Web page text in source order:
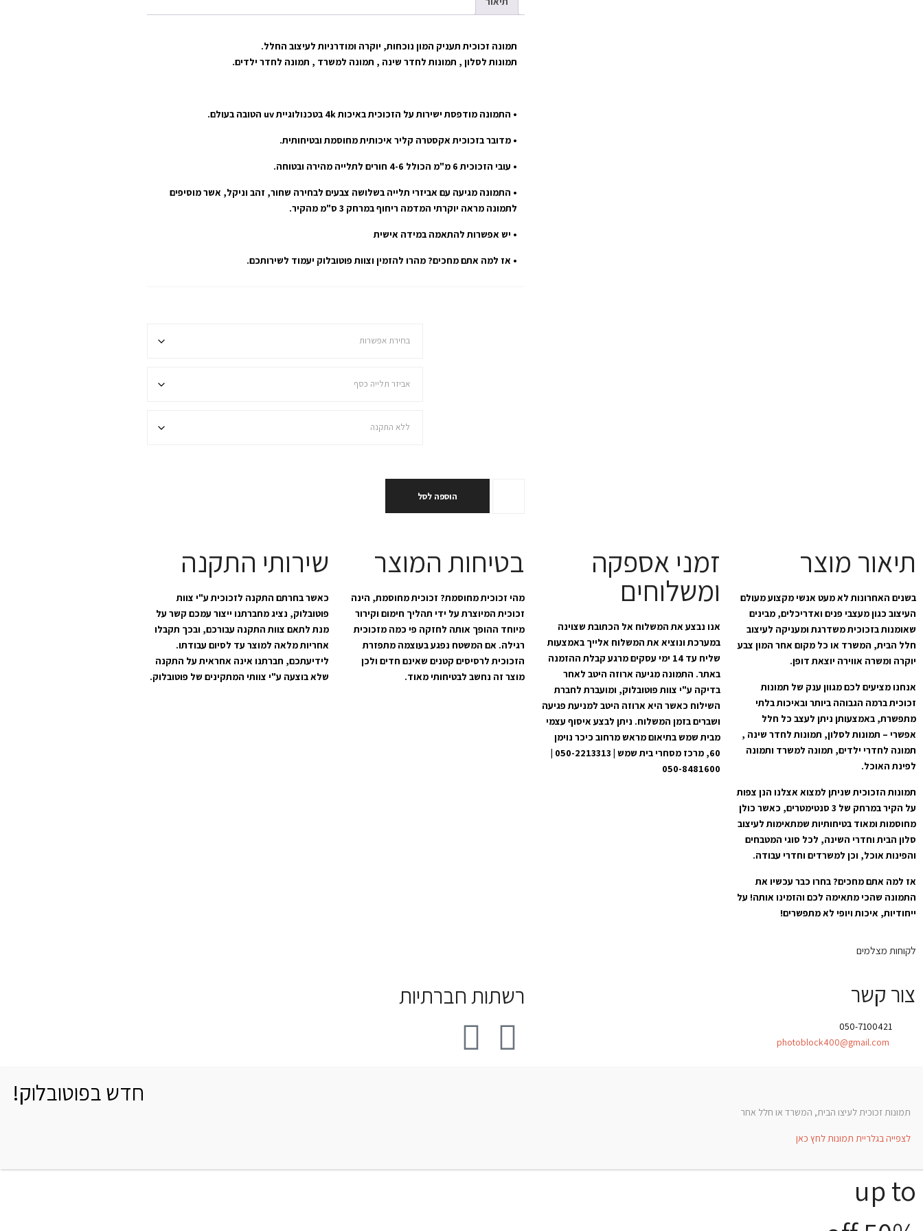
תמונה זכוכית תעניק המון נוכחות, יוקרה ומודרניות לעיצוב החלל.
תמונות לסלון , תמונות לחדר שינה , תמונה למשרד , תמונה לחדר ילדים.
• התמונה מודפסת ישירות על הזכוכית באיכות 4k בטכנולוגיית uv הטובה בעולם.
• מדובר בזכוכית אקסטרה קליר איכותית מחוסמת ובטיחותית.
• עובי הזכוכית 6 מ"מ הכולל 4-6 חורים לתלייה מהירה ובטוחה.
• התמונה מגיעה עם אביזרי תלייה בשלושה צבעים לבחירה שחור, זהב וניקל, אשר מוסיפים
לתמונה מראה יוקרתי המדמה ריחוף במרחק 3 ס"מ מהקיר.
• יש אפשרות להתאמה במידה אישית
• אז למה אתם מחכים? מהרו להזמין וצוות פוטובלוק יעמוד לשירותכם.
הוספה לסל
תיאור מוצר
בשנים האחרונות לא מעט אנשי מקצוע מעולם
העיצוב כגון מעצבי פנים ואדריכלים, מבינים
שאומנות בזכוכית משדרגת ומעניקה לעיצוב
חלל הבית, המשרד או כל מקום אחר המון צבע
יוקרה ומשרה אווירה יוצאת דופן.
אנחנו מציעים לכם מגוון ענק של תמונות
זכוכית ברמה הגבוהה ביותר ובאיכות בלתי
מתפשרת, באמצעותן ניתן לעצב כל חלל
אפשרי – תמונות לסלון, תמונות לחדר שינה ,
תמונה לחדרי ילדים, תמונה למשרד ותמונה
לפינת האוכל.
תמונות הזכוכית שניתן למצוא אצלנו הנן צפות
על הקיר במרחק של 3 סנטימטרים, כאשר כולן
מחוסמות ומאוד בטיחותיות שמתאימות לעיצוב
סלון הבית וחדרי השינה, לכל סוגי המטבחים
והפינות אוכל, וכן למשרדים וחדרי עבודה.
אז למה אתם מחכים? בחרו כבר עכשיו את
התמונה שהכי מתאימה לכם והזמינו אותה! על
ייחודיות, איכות ויופי לא מתפשרים!
זמני אספקה
ומשלוחים
אנו נבצע את המשלוח אל הכתובת שצוינה
במערכת ונוציא את המשלוח אלייך באמצעות
שליח עד 14 ימי עסקים מרגע קבלת ההזמנה
באתר. התמונה מגיעה ארוזה היטב לאחר
בדיקה ע"י צוות פוטובלוק, ומועברת לחברת
השילוח כאשר היא ארוזה היטב למניעת פגיעה
ושברים בזמן המשלוח. ניתן לבצע איסוף עצמי
מבית שמש בתיאום מראש מרחוב כיכר נוימן
60, מרכז מסחרי בית שמש | 050-2213313 |
050-8481600
בטיחות המוצר
מהי זכוכית מחוסמת? זכוכית מחוסמת, הינה
זכוכית המיוצרת על ידי תהליך חימום וקירור
מיוחד ההופך אותה לחזקה פי כמה מזכוכית
רגילה. אם המשטח נפגע בעוצמה מתפזרת
הזכוכית לרסיסים קטנים שאינם חדים ולכן
מוצר זה נחשב לבטיחותי מאוד.
שירותי התקנה
כאשר בחרתם התקנה לזכוכית ע"י צוות
פוטובלוק, נציג מחברתנו ייצור עמכם קשר על
מנת לתאם צוות התקנה עבורכם, ובכך תקבלו
אחריות מלאה למוצר עד לסיום עבודתו.
לידיעתכם, חברתנו אינה אחראית על התקנה
שלא בוצעה ע"י צוותי המתקינים של פוטובלוק.
לקוחות מצלמים
צור קשר
photoblock400@gmail.com
רשתות חברתיות
חדש בפוטובלוק!
תמונות זכוכית לעיצו הבית, המשרד או חלל אחר
לצפייה בגלריית תמונות לחץ כאן
up to